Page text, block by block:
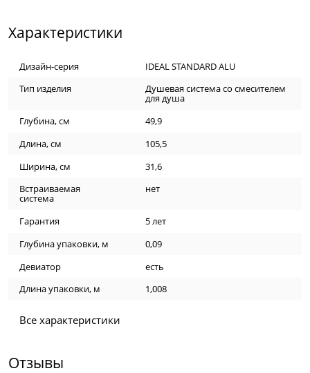
Характеристики
Дизайн-серия
IDEAL STANDARD ALU
Тип изделия
Душевая система со смесителем
для душа
Глубина, см
49,9
Длина, см
105,5
Ширина, см
31,6
Встраиваемая
система
нет
Гарантия
5 лет
Глубина упаковки, м
0,09
Девиатор
есть
Длина упаковки, м
1,008
Все характеристики
Отзывы